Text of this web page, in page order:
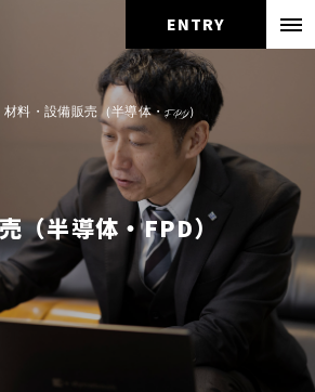
ENTRY
材料・設備販売（半導体・FPD）
（半導体・FPD）